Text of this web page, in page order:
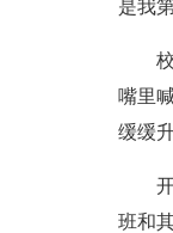
是我
嘴里
缓缓
班和